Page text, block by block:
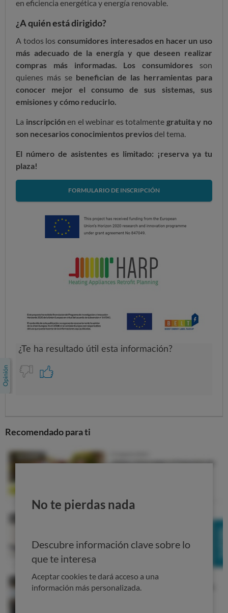
en eficiencia energética y energía renovable.
¿A quién está dirigido?
A todos los consumidores interesados en hacer un uso
más adecuado de la energía y que deseen realizar
compras más informadas. Los consumidores son
quienes más se benefician de las herramientas para
conocer mejor el consumo de sus sistemas, sus
emisiones y cómo reducirlo.
La inscripción en el webinar es totalmente gratuita y no
son necesarios conocimientos previosdel tema.
El número de asistentes es limitado: ¡reserva ya tu
plaza!
FORMULARIO DE INSCRIPCIÓN
Recomendado para ti
No te pierdas nada
Descubre información clave sobre lo
que te interesa
Aceptar cookies te dará acceso a una
información más personalizada.